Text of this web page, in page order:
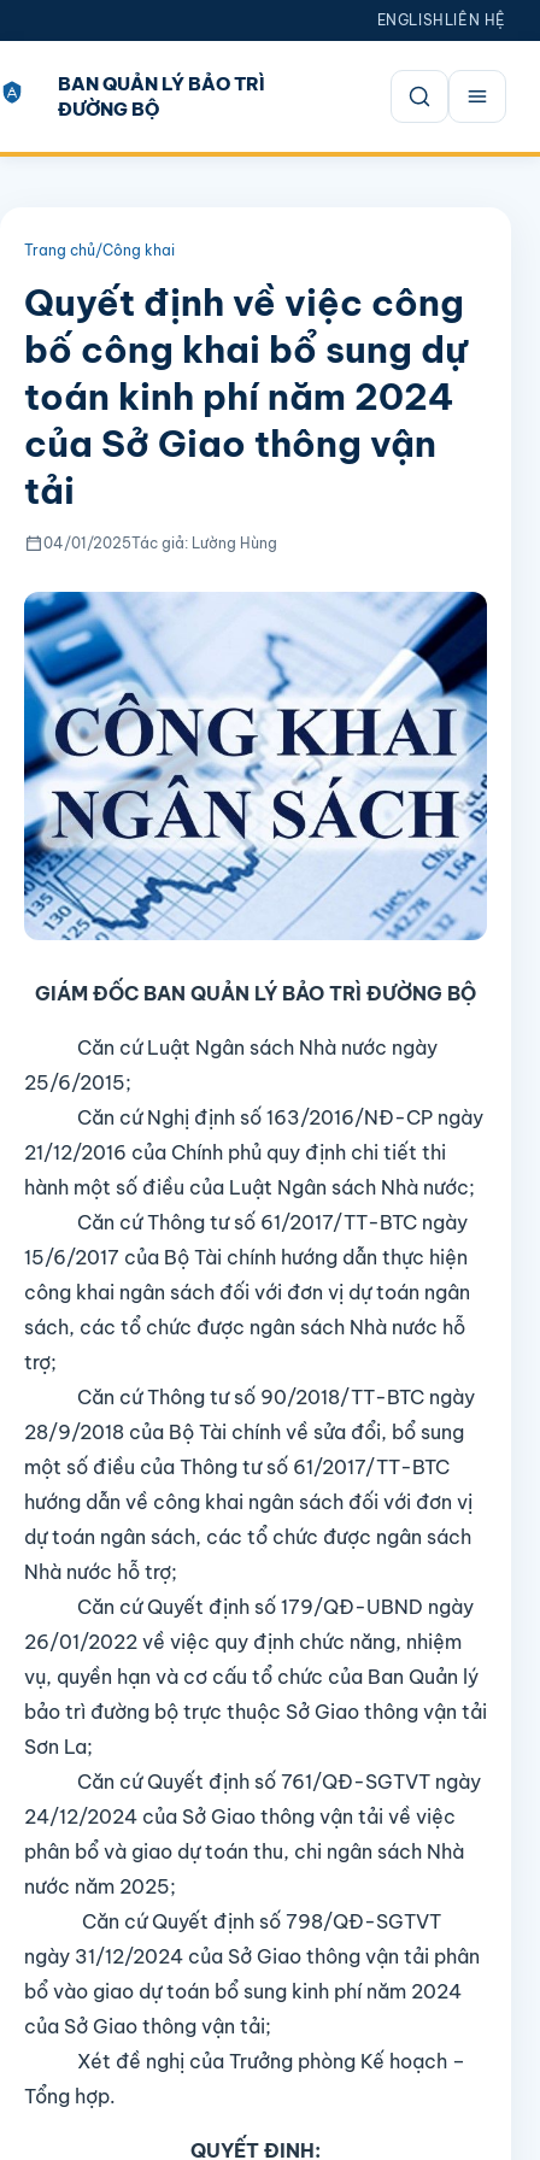
ENGLISH LIÊN HỆ
BAN QUẢN LÝ BẢO TRÌ
ĐƯỜNG BỘ
Mở tìm kiếm
Trang chủ/Công khai
Quyết định về việc công
bố công khai bổ sung dự
toán kinh phí năm 2024
của Sở Giao thông vận
tải
04/01/2025Tác giả: Lường Hùng
GIÁM ĐỐC BAN QUẢN LÝ BẢO TRÌ ĐƯỜNG BỘ
Căn cứ Luật Ngân sách Nhà nước ngày
25/6/2015;
Căn cứ Nghị định số 163/2016/NĐ-CP ngày
21/12/2016 của Chính phủ quy định chi tiết thi
hành một số điều của Luật Ngân sách Nhà nước;
Căn cứ Thông tư số 61/2017/TT-BTC ngày
15/6/2017 của Bộ Tài chính hướng dẫn thực hiện
công khai ngân sách đối với đơn vị dự toán ngân
sách, các tổ chức được ngân sách Nhà nước hỗ
trợ;
Căn cứ Thông tư số 90/2018/TT-BTC ngày
28/9/2018 của Bộ Tài chính về sửa đổi, bổ sung
một số điều của Thông tư số 61/2017/TT-BTC
hướng dẫn về công khai ngân sách đối với đơn vị
dự toán ngân sách, các tổ chức được ngân sách
Nhà nước hỗ trợ;
Căn cứ Quyết định số 179/QĐ-UBND ngày
26/01/2022 về việc quy định chức năng, nhiệm
vụ, quyền hạn và cơ cấu tổ chức của Ban Quản lý
bảo trì đường bộ trực thuộc Sở Giao thông vận tải
Sơn La;
Căn cứ Quyết định số 761/QĐ-SGTVT ngày
24/12/2024 của Sở Giao thông vận tải về việc
phân bổ và giao dự toán thu, chi ngân sách Nhà
nước năm 2025;
Căn cứ Quyết định số 798/QĐ-SGTVT
ngày 31/12/2024 của Sở Giao thông vận tải phân
bổ vào giao dự toán bổ sung kinh phí năm 2024
của Sở Giao thông vận tải;
Xét đề nghị của Trưởng phòng Kế hoạch –
Tổng hợp.
QUYẾT ĐỊNH: